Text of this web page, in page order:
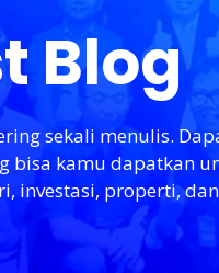
Blog
sekali menulis.
bisa kamu dapatkan
investasi, properti,